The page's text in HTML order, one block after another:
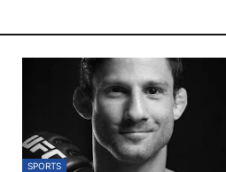
SPORTS